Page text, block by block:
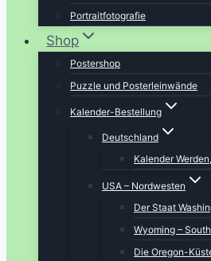
Portraitfotografie
Shop
Postershop
Puzzle und Posterleinwände
Kalender-Bestellung
Deutschland
Kalender
USA – Nordwesten
Der Staat
Wyoming –
Die Oregon-